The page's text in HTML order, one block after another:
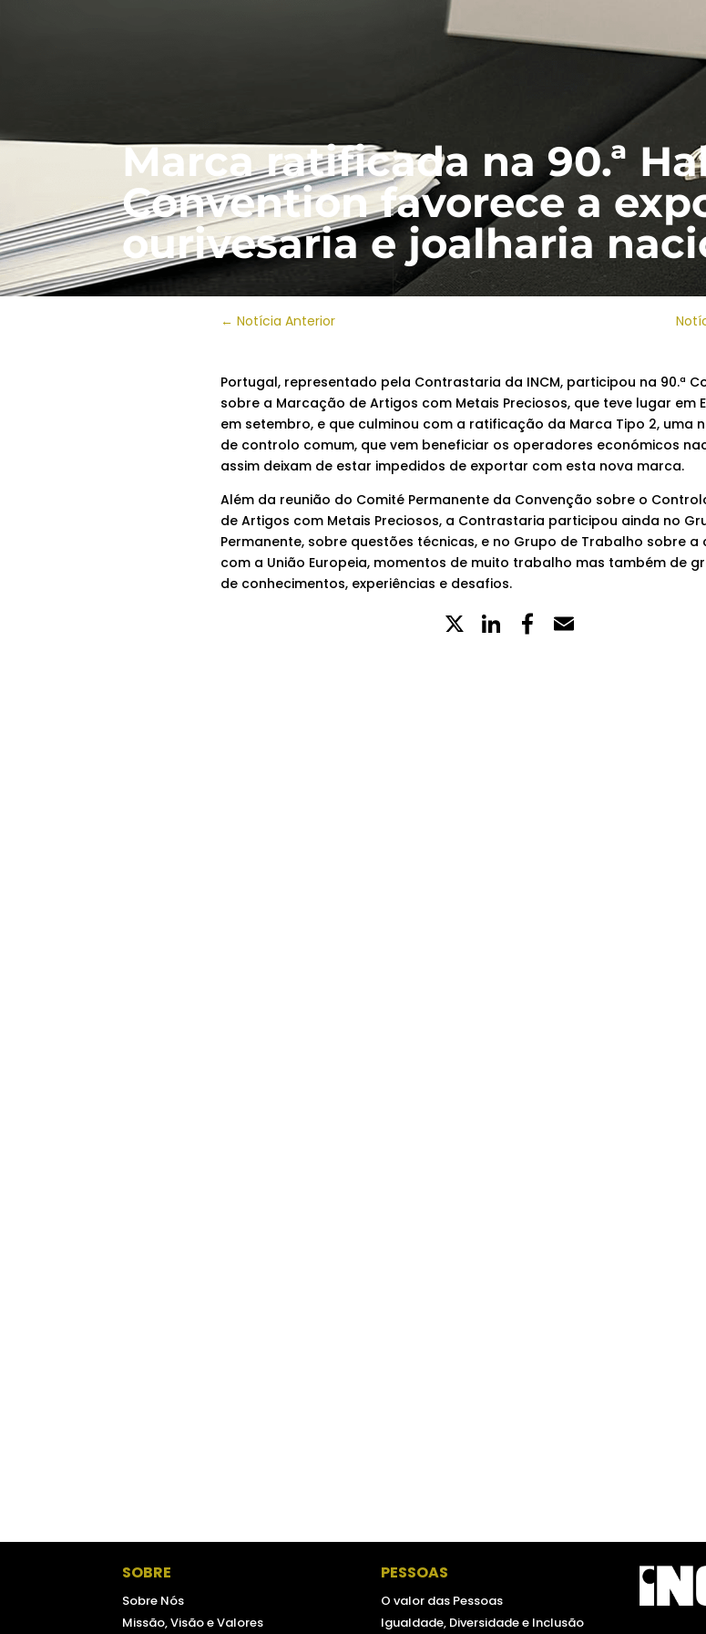
Marca ratificada na 90.ª
Convention favorece a
ourivesaria e joalharia
← Notícia Anterior
Portugal, representado pela Contrastaria da INCM, participou na 90.ª
sobre a Marcação de Artigos com Metais Preciosos, que teve lugar em
em setembro, e que culminou com a ratificação da Marca Tipo 2, uma
de controlo comum, que vem beneficiar os operadores económicos
assim deixam de estar impedidos de exportar com esta nova marca.
Além da reunião do Comité Permanente da Convenção sobre o
de Artigos com Metais Preciosos, a Contrastaria participou ainda no
Permanente, sobre questões técnicas, e no Grupo de Trabalho sobre
com a União Europeia, momentos de muito trabalho mas também de
de conhecimentos, experiências e desafios.
X LinkedIn
Partilhe
SOBRE
Sobre Nós
Missão, Visão e Valores
PESSOAS
O valor das Pessoas
Igualdade, Diversidade e Inclusão